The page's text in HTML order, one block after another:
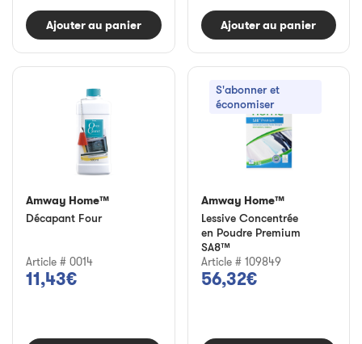
Ajouter au panier Ajouter au panier
Amway Home™
Décapant Four
Article # 0014
11,43€
S'abonner et
économiser
Amway Home™
Lessive Concentrée
en Poudre Premium
SA8™
Article # 109849
56,32€